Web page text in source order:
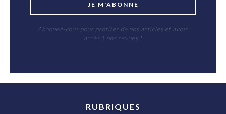
JE M'ABONNE
Abonnez-vous pour profiter de nos articles et avoir
accès à nos revues !
RUBRIQUES